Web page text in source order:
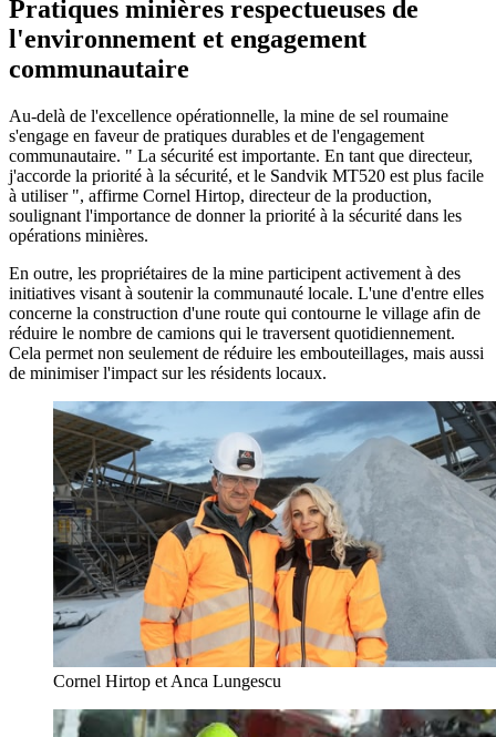
Pratiques minières respectueuses de
l'environnement et engagement
communautaire
Au-delà de l'excellence opérationnelle, la mine de sel roumaine
s'engage en faveur de pratiques durables et de l'engagement
communautaire. " La sécurité est importante. En tant que directeur,
j'accorde la priorité à la sécurité, et le Sandvik MT520 est plus facile
à utiliser ", affirme Cornel Hirtop, directeur de la production,
soulignant l'importance de donner la priorité à la sécurité dans les
opérations minières.
En outre, les propriétaires de la mine participent activement à des
initiatives visant à soutenir la communauté locale. L'une d'entre elles
concerne la construction d'une route qui contourne le village afin de
réduire le nombre de camions qui le traversent quotidiennement.
Cela permet non seulement de réduire les embouteillages, mais aussi
de minimiser l'impact sur les résidents locaux.
Cornel Hirtop et Anca Lungescu